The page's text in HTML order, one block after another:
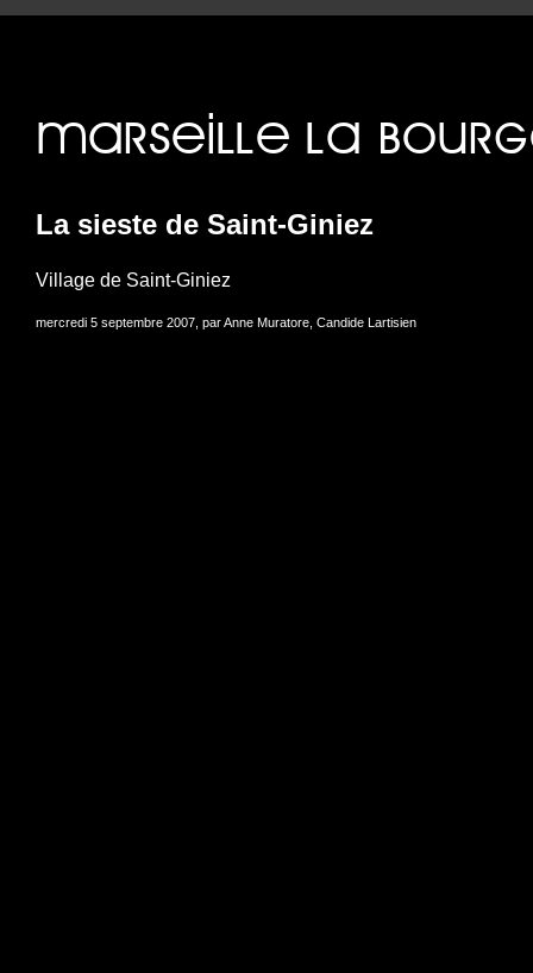
La sieste de Saint-Giniez
Village de Saint-Giniez
mercredi 5 septembre 2007, par Anne Muratore, Candide Lartisien